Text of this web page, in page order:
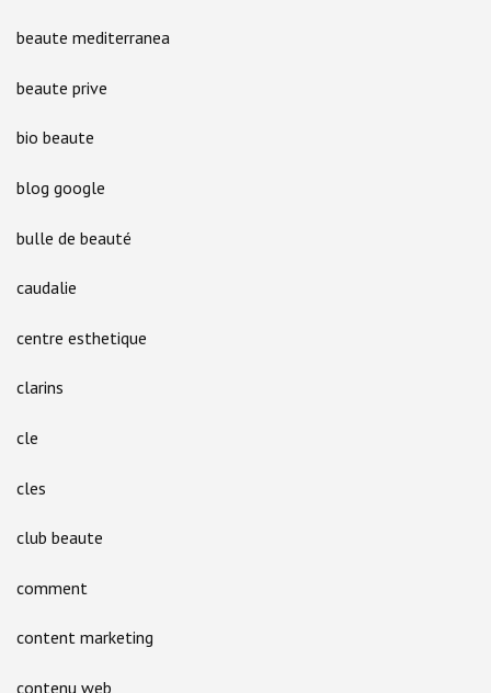
beaute mediterranea
beaute prive
bio beaute
blog google
bulle de beauté
caudalie
centre esthetique
clarins
cle
cles
club beaute
comment
content marketing
contenu web